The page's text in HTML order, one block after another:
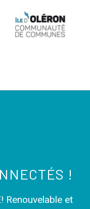
!
Renouvelable et